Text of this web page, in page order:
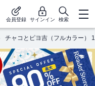
会員登録 サインイン 検索
チャコとピヨ吉（フルカラー） 1